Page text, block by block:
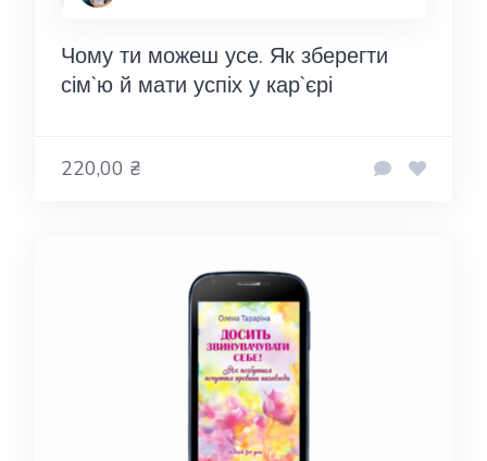
Чому ти можеш усе. Як зберегти
сім`ю й мати успіх у кар`єрі
220,00 ₴